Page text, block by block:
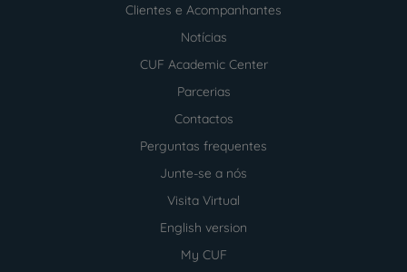
Clientes e Acompanhantes
Notícias
CUF Academic Center
Parcerias
Contactos
Perguntas frequentes
Junte-se a nós
Visita Virtual
English version
My CUF